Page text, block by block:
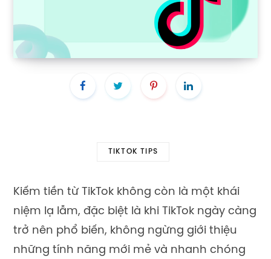
TIKTOK TIPS
Kiếm tiền từTikTok không còn là một khái
niệm l ạ ẫm, đặc biệt là khi TikTok ngày càng
trở nên phổ biến, không ngừng giới thiệu
những tính năng mới mẻ và nhanh chóng